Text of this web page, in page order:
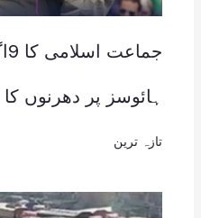
ہائوسز پر دھرنوں کا
تازہ ترین